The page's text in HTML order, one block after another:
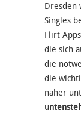
Dresden
Singles
Flirt
die sich
die
die
näher